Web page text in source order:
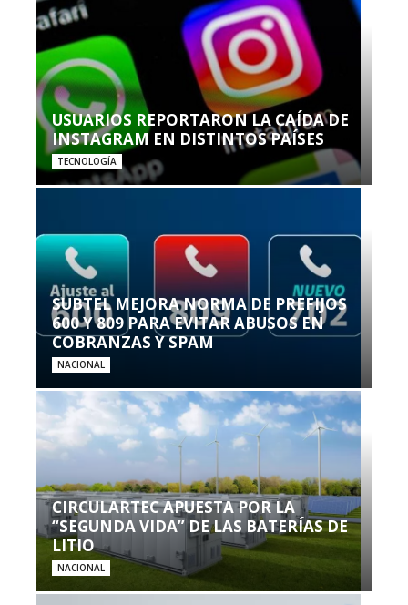
USUARIOS REPORTARON LA CAÍDA DE
INSTAGRAM EN DISTINTOS PAÍSES
TECNOLOGÍA
SUBTEL MEJORA NORMA DE PREFIJOS
600 Y 809 PARA EVITAR ABUSOS EN
COBRANZAS Y SPAM
NACIONAL
CIRCULARTEC APUESTA POR LA
“SEGUNDA VIDA” DE LAS BATERÍAS DE
LITIO
NACIONAL